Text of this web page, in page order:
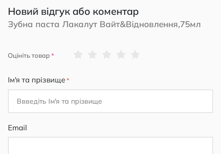
Новий відгук або коментар
Зубна паста Лакалут Вайт&Відновлення,75мл
Оцініть товар
Ім'я та прізвище
Email